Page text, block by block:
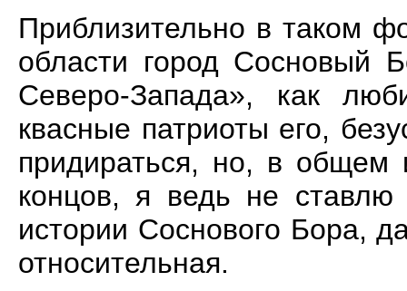
Приблизительно в таком
области город Сосновый
Северо-Запада», как
квасные патриоты его,
придираться, но, в
концов, я ведь не ставлю
истории Соснового Бора,
относительная.